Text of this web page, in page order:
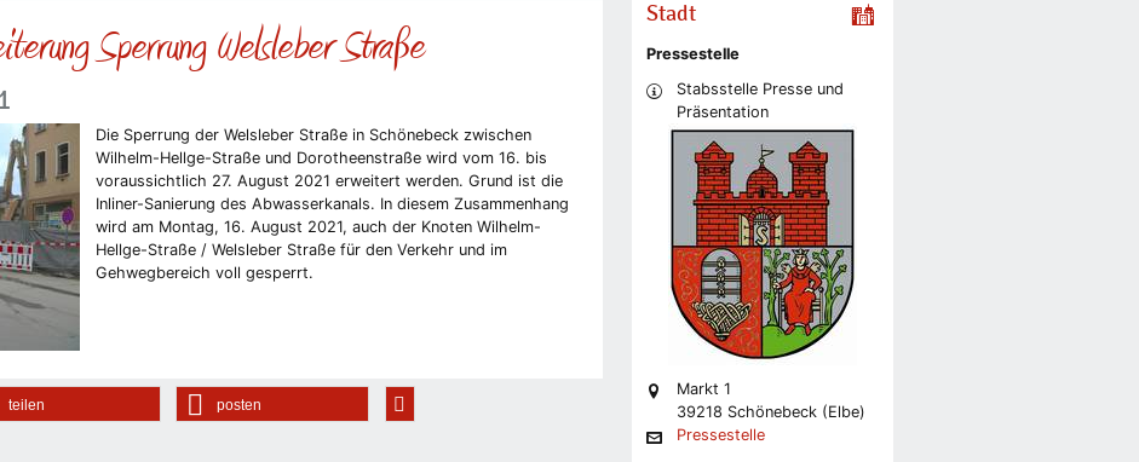
Sperrung Welsleber Straße
Die Sperrung der Welsleber Straße in Schönebeck zwischen
Wilhelm-Hellge-Straße und Dorotheenstraße wird vom 16. bis
voraussichtlich 27. August 2021 erweitert werden. Grund ist die
Inliner-Sanierung des Abwasserkanals. In diesem Zusammenhang
wird am Montag, 16. August 2021, auch der Knoten Wilhelm-
Hellge-Straße / Welsleber Straße für den Verkehr und im
Gehwegbereich voll gesperrt.
teilen posten
Stadt
Pressestelle
Stabsstelle Presse und
Präsentation
Markt 1
39218 Schönebeck (Elbe)
Pressestelle